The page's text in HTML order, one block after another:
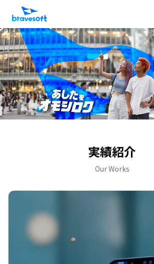
実績紹介
Our Works